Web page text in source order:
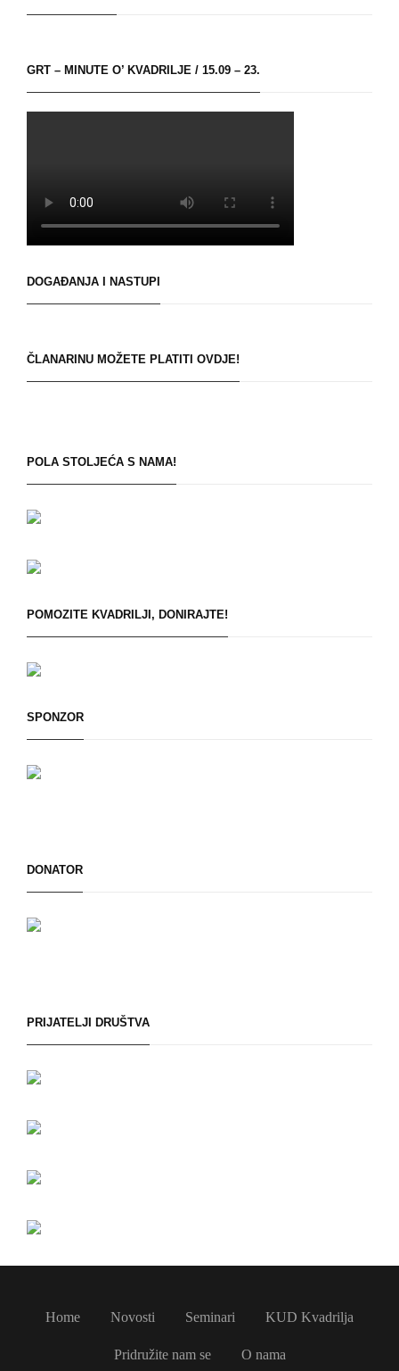
GRT – MINUTE O’ KVADRILJE / 15.09 – 23.
DOGAĐANJA I NASTUPI
ČLANARINU MOŽETE PLATITI OVDJE!
POLA STOLJEĆA S NAMA!
POMOZITE KVADRILJI, DONIRAJTE!
SPONZOR
DONATOR
PRIJATELJI DRUŠTVA
Home Novosti Seminari KUD Kvadrilja
Pridružite nam se O nama